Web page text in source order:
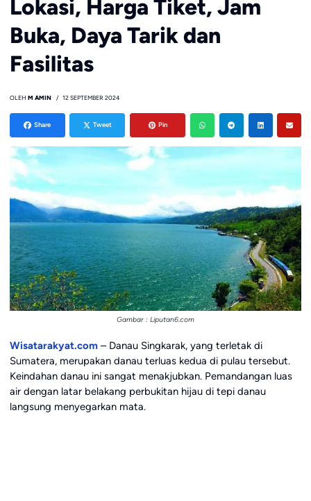
Lokasi, Harga Tiket, Jam
Buka, Daya Tarik dan
Fasilitas
OLEH M AMIN 12 SEPTEMBER 2024
Share Tweet Pin
Gambar : Liputan6.com
Wisatarakyat.com– Danau Singkarak, yang terletak di
Sumatera, merupakan danau terluas kedua di pulau tersebut.
Keindahan danau ini sangat menakjubkan. Pemandangan luas
air dengan latar belakang perbukitan hijau di tepi danau
langsung menyegarkan mata.